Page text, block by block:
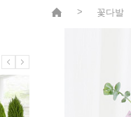
> 꽃다발